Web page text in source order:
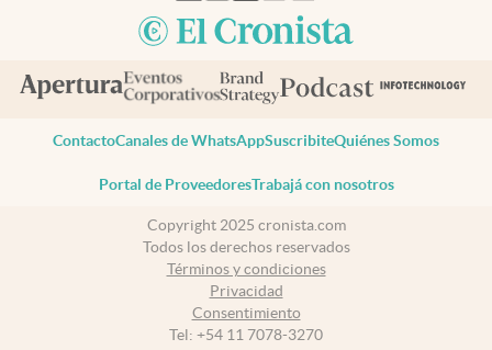
ContactoCanales de WhatsAppSuscribiteQuiénes Somos
Portal de ProveedoresTrabajá con nosotros
Copyright 2025 cronista.com
Todos los derechos reservados
Términos y condiciones
Privacidad
Consentimiento
Tel: +54 11 7078-3270